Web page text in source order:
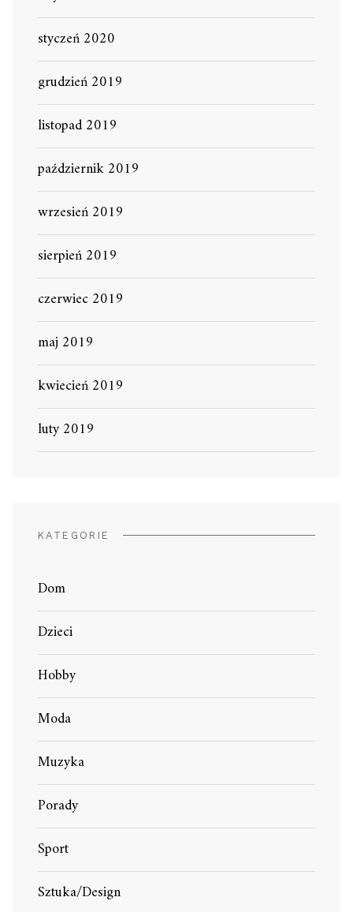
styczeń 2020
grudzień 2019
listopad 2019
październik 2019
wrzesień 2019
sierpień 2019
czerwiec 2019
maj 2019
kwiecień 2019
luty 2019
KATEGORIE
Dom
Dzieci
Hobby
Moda
Muzyka
Porady
Sport
Sztuka/Design